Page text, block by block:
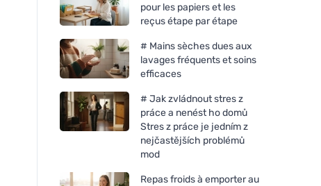
pour les papiers et les
reçus étape par étape
# Mains sèches dues aux
lavages fréquents et soins
efficaces
# Jak zvládnout stres z
práce a nenést ho domů
Stres z práce je jedním z
nejčastějších problémů
mod
Repas froids à emporter au